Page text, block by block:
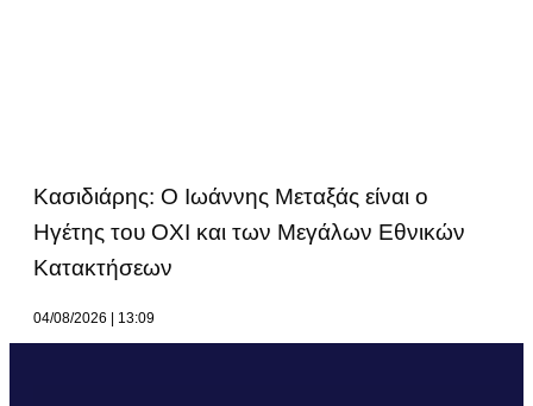
Κασιδιάρης: Ο Ιωάννης Μεταξάς είναι ο
Ηγέτης του ΟΧΙ και των Μεγάλων Εθνικών
Κατακτήσεων
04/08/2026 13:09